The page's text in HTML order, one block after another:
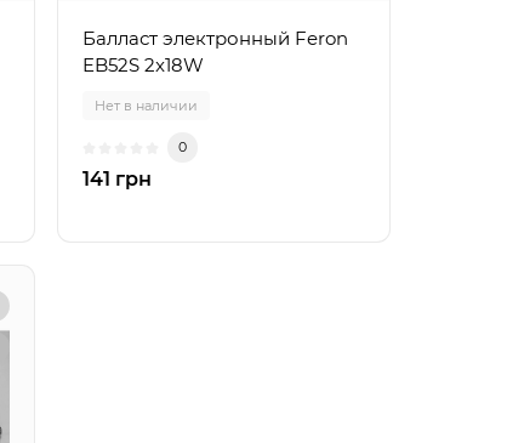
Балласт электронный Feron
EB52S 2x18W
Нет в наличии
0
141 грн